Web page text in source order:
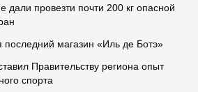
дали провезти почти 200 кг опасной
последний магазин «Иль де Ботэ»
Правительству региона опыт
спорта